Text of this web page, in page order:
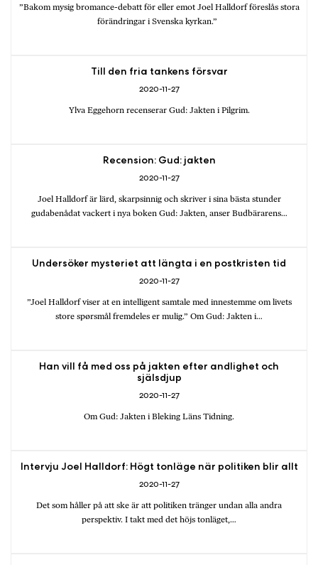
”Bakom mysig bromance-debatt för eller emot Joel Halldorf föreslås stora
förändringar i Svenska kyrkan.”
2020-11-27
Till den fria tankens försvar
Ylva Eggehorn recenserar Gud: Jakten i Pilgrim.
2020-11-27
Recension: Gud: jakten
Joel Halldorf är lärd, skarpsinnig och skriver i sina bästa stunder
gudabenådat vackert i nya boken Gud: Jakten, anser Budbärarens…
2020-11-27
Undersöker mysteriet att längta i en postkristen tid
”Joel Halldorf viser at en intelligent samtale med innestemme om livets
store spørsmål fremdeles er mulig.” Om Gud: Jakten i…
2020-11-27
Han vill få med oss på jakten efter andlighet och
själsdjup
Om Gud: Jakten i Bleking Läns Tidning.
2020-11-27
Intervju Joel Halldorf: Högt tonläge när politiken blir allt
Det som håller på att ske är att politiken tränger undan alla andra
perspektiv. I takt med det höjs tonläget,…